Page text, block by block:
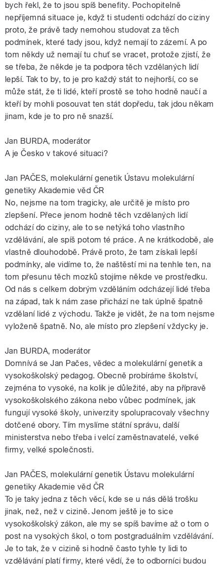
bych řekl, že to jsou spíš benefity. Pochopitelně
nepříjemná situace je, když ti studenti odchází do ciziny
proto, že právě tady nemohou studovat za těch
podmínek, které tady jsou, když nemají to zázemí. A po
tom někdy už nemají tu chuť se vracet, protože zjistí, že
se třeba, že někde je ta podpora těch vzdělaných lidí
lepší. Tak to by, to je pro každý stát to nejhorší, co se
může stát, že ti lidé, kteří prostě se toho hodně naučí a
kteří by mohli posouvat ten stát dopředu, tak jdou někam
jinam, kde je to pro ně snazší.
Jan BURDA, moderátor
A je Česko v takové situaci?
Jan PAČES, molekulární genetik Ústavu molekulární
genetiky Akademie věd ČR
No, nejsme na tom tragicky, ale určitě je místo pro
zlepšení. Přece jenom hodně těch vzdělaných lidí
odchází do ciziny, ale to se netýká toho vlastního
vzdělávání, ale spíš potom té práce. A ne krátkodobě, ale
vlastně dlouhodobě. Právě proto, že tam získali lepší
podmínky, ale vidíme to, že naštěstí mi na tenhle ten, na
tom přesunu těch mozků stojíme někde ve prostředku.
Od nás s celkem dobrým vzděláním odcházejí lidé třeba
na západ, tak k nám zase přichází ne tak úplně špatně
vzdělaní lidé z východu. Takže je vidět, že na tom nejsme
vyloženě špatně. No, ale místo pro zlepšení vždycky je.
Jan BURDA, moderátor
Domnívá se Jan Pačes, vědec a molekulární genetik a
vysokoškolský pedagog. Obecně probíráme školství,
zejména to vysoké, na kolik je důležité, aby na přípravě
vysokoškolského zákona nebo vůbec podmínek, jak
fungují vysoké školy, univerzity spolupracovaly všechny
dotčené obory. Tím myslíme státní správu, další
ministerstva nebo třeba i velcí zaměstnavatelé, velké
firmy, velké společnosti.
Jan PAČES, molekulární genetik Ústavu molekulární
genetiky Akademie věd ČR
To je taky jedna z těch věcí, kde se u nás dělá trošku
jinak, než, než v cizině. Jenom ještě je to sice
vysokoškolský zákon, ale my se spíš bavíme až o tom o
post na vysokých škol, o tom postgraduálním vzdělávání.
Je to tak, že v cizině si hodně často tyhle ty lidi to
vzdělávání platí firmy, které vědí, že to odborníci budou